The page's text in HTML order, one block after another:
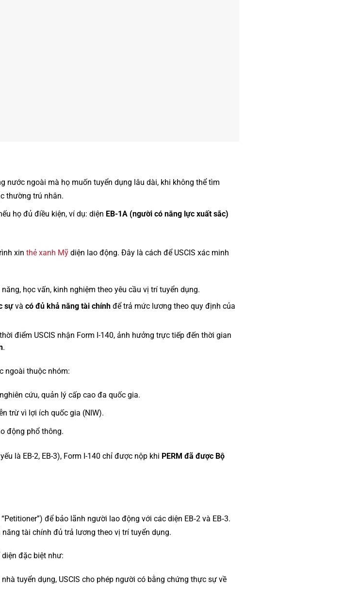
nước ngoài mà họ muốn tuyển dụng lâu dài, khi không thể tìm
thường trú nhân.
họ đủ điều kiện, ví dụ: diện EB-1A (người có năng lực xuất sắc)
xin thẻ xanh Mỹ diện lao động. Đây là cách để USCIS xác minh
học vấn, kinh nghiệm theo yêu cầu vị trí tuyển dụng.
sựvà có đủ khả năng tài chínhđể trả mức lương theo quy định của
điểm USCIS nhận Form I-140, ảnh hưởng trực tiếp đến thời gian
.
ngoài thuộc nhóm:
cứu, quản lý cấp cao đa quốc gia.
trừ vì lợi ích quốc gia (NIW).
động phổ thông.
là EB-2, EB-3), Form I-140 chỉ được nộp khi PERM đã được Bộ
để bảo lãnh người lao động với các diện EB‑2 và EB‑3.
tài chính đủ trả lương theo vị trí tuyển dụng.
đặc biệt như:
tuyển dụng, USCIS cho phép người có bằng chứng thực sự về